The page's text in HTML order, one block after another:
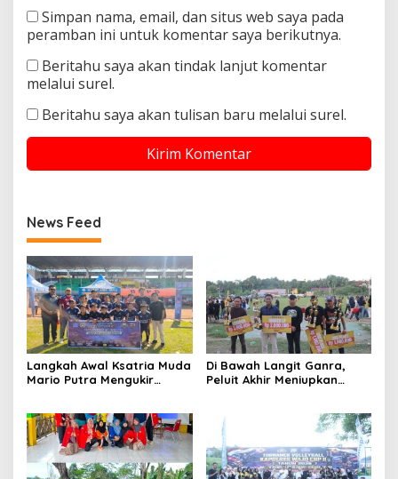
Simpan nama, email, dan situs web saya pada
peramban ini untuk komentar saya berikutnya.
Beritahu saya akan tindak lanjut komentar
melalui surel.
Beritahu saya akan tulisan baru melalui surel.
News Feed
Langkah Awal Ksatria Muda
Mario Putra Mengukir
Di Bawah Langit Ganra,
Peluit Akhir Meniupkan